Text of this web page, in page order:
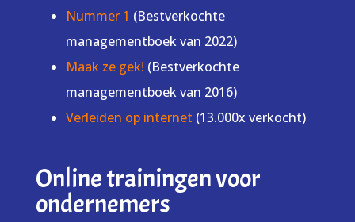
Nummer 1 (Bestverkochte
managementboek van 2022)
Maak ze gek! (Bestverkochte
managementboek van 2016)
Verleiden op internet (13.000x verkocht)
Online trainingen voor
ondernemers